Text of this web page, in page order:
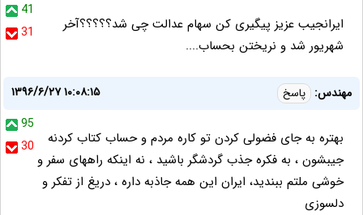
41
31
ایرانجیب عزیز پیگیری کن سهام عدالت چی شد؟؟؟؟؟آخر
شهریور شد و نریختن بحساب....
مهندس: پاسخ
۱۳۹۶/۶/۲۷ ۱۰:۰۸:۱۵
95
30
بهتره به جای فضولی کردن تو کاره مردم و حساب کتاب کردنه
جیبشون ، به فکره جذب گردشگر باشید ، نه اینکه راههای سفر و
خوشی ملتم ببندید، ایران این همه جاذبه داره ، دریغ از تفکر و
دلسوزی